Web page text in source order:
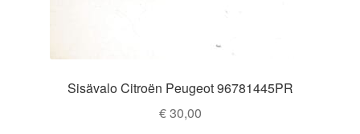
Sisävalo Citroën Peugeot 96781445PR
€30,00